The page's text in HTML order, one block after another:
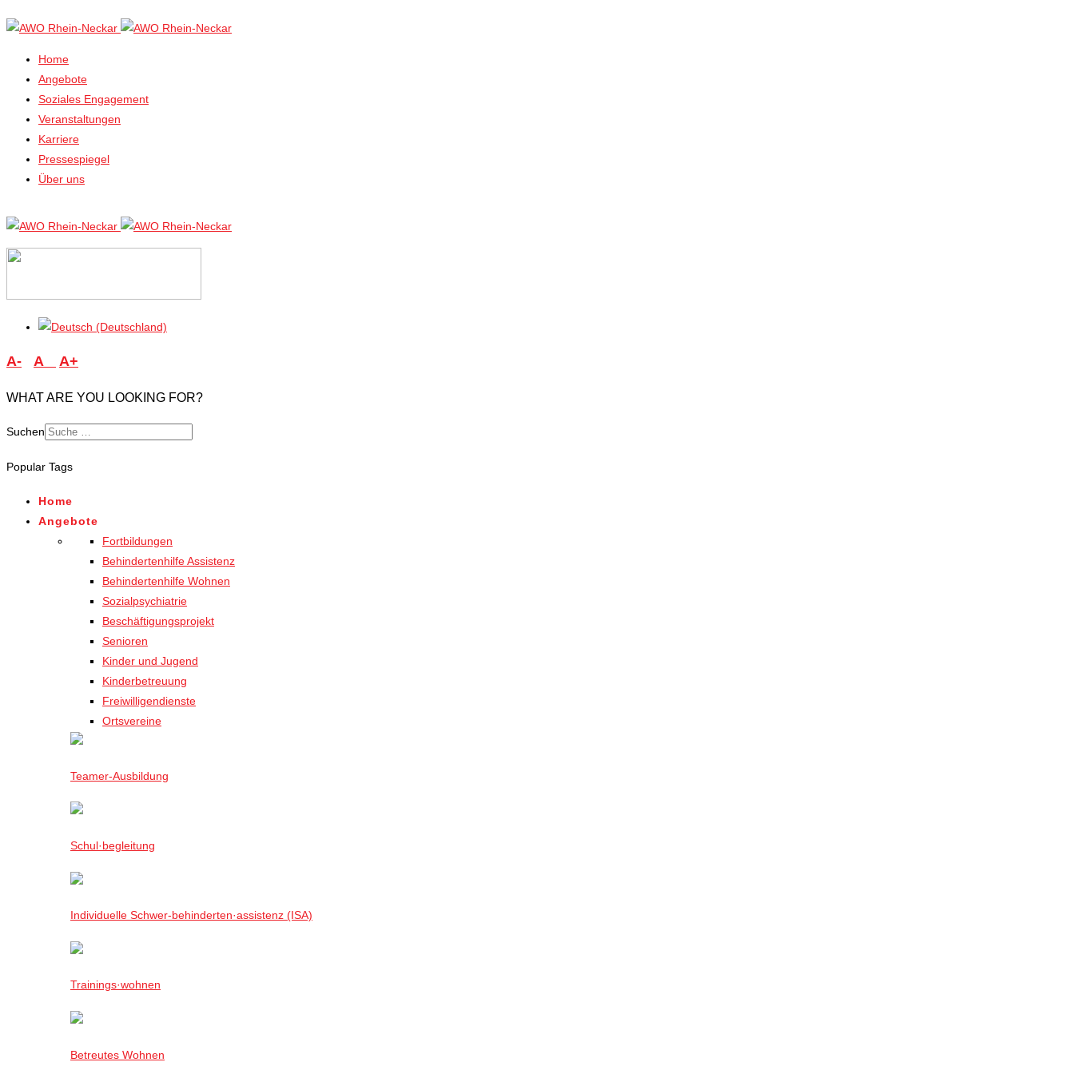
Home
Angebote
Soziales Engagement
Veranstaltungen
Karriere
Pressespiegel
Über uns
A- A A+
WHAT ARE YOU LOOKING FOR?
Suchen
Popular Tags
Home
Angebote
Fortbildungen
Behindertenhilfe Assistenz
Behindertenhilfe Wohnen
Sozialpsychiatrie
Beschäftigungsprojekt
Senioren
Kinder und Jugend
Kinderbetreuung
Freiwilligendienste
Ortsvereine
Teamer-Ausbildung
Schul·begleitung
Individuelle Schwer-behinderten·assistenz (ISA)
Trainings·wohnen
Betreutes Wohnen